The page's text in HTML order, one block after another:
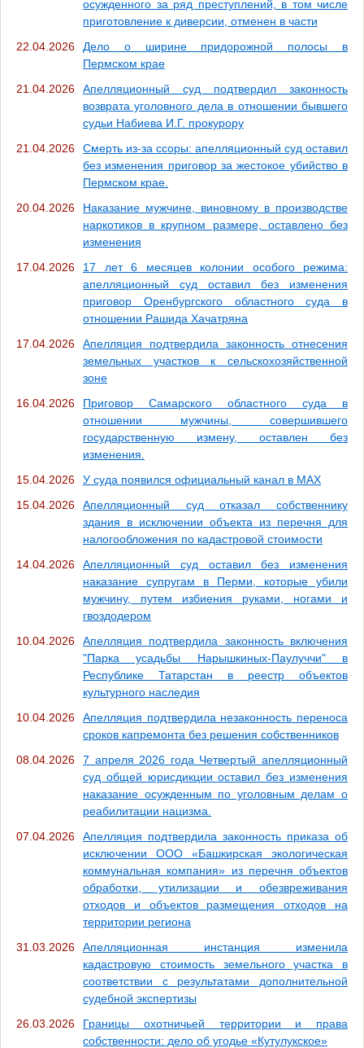
осужденного за ряд преступлений, в том числе
приготовление к диверсии, отменен в части
22.04.2026
Дело о ширине придорожной полосы в
Пермском крае
21.04.2026
Апелляционный суд подтвердил законность
возврата уголовного дела в отношении бывшего
судьи Набиева И.Г. прокурору
21.04.2026
Смерть из-за ссоры: апелляционный суд оставил
без изменения приговор за жестокое убийство в
Пермском крае.
20.04.2026
Наказание мужчине, виновному в производстве
наркотиков в крупном размере, оставлено без
изменения
17.04.2026
17 лет 6 месяцев колонии особого режима:
апелляционный суд оставил без изменения
приговор Оренбургского областного суда в
отношении Рашида Хачатряна
17.04.2026
Апелляция подтвердила законность отнесения
земельных участков к сельскохозяйственной
зоне
16.04.2026
Приговор Самарского областного суда в
отношении мужчины, совершившего
государственную измену, оставлен без
изменения.
15.04.2026
У суда появился официальный канал в МАХ
15.04.2026
Апелляционный суд отказал собственнику
здания в исключении объекта из перечня для
налогообложения по кадастровой стоимости
14.04.2026
Апелляционный суд оставил без изменения
наказание супругам в Перми, которые убили
мужчину, путем избиения руками, ногами и
гвоздодером
10.04.2026
Апелляция подтвердила законность включения
"Парка усадьбы Нарышкиных-Паулуччи" в
Республике Татарстан в реестр объектов
культурного наследия
10.04.2026
Апелляция подтвердила незаконность переноса
сроков капремонта без решения собственников
08.04.2026
7 апреля 2026 года Четвертый апелляционный
суд общей юрисдикции оставил без изменения
наказание осужденным по уголовным делам о
реабилитации нацизма.
07.04.2026
Апелляция подтвердила законность приказа об
исключении ООО «Башкирская экологическая
коммунальная компания» из перечня объектов
обработки, утилизации и обезвреживания
отходов и объектов размещения отходов на
территории региона
31.03.2026
Апелляционная инстанция изменила
кадастровую стоимость земельного участка в
соответствии с результатами дополнительной
судебной экспертизы
26.03.2026
Границы охотничьей территории и права
собственности: дело об угодье «Кутулукское»